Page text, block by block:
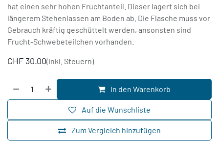
hat einen sehr hohen Fruchtanteil. Dieser lagert sich bei
längerem Stehenlassen am Boden ab. Die Flasche muss vor
Gebrauch kräftig geschüttelt werden, ansonsten sind
Frucht-Schwebeteilchen vorhanden.
CHF 30.00(inkl. Steuern)
In den Warenkorb
Zum Vergleich hinzufügen
Auf die Wunschliste